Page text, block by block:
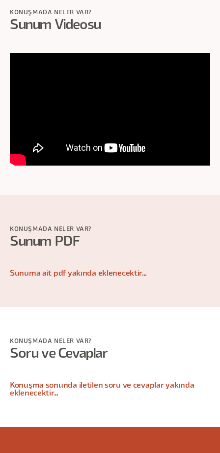
KONUŞMADA NELER VAR?
Sunum Videosu
KONUŞMADA NELER VAR?
Sunum PDF
Sunuma ait pdf yakında eklenecektir...
KONUŞMADA NELER VAR?
Soru ve Cevaplar
Konuşma sonunda iletilen soru ve cevaplar yakında
eklenecektir...